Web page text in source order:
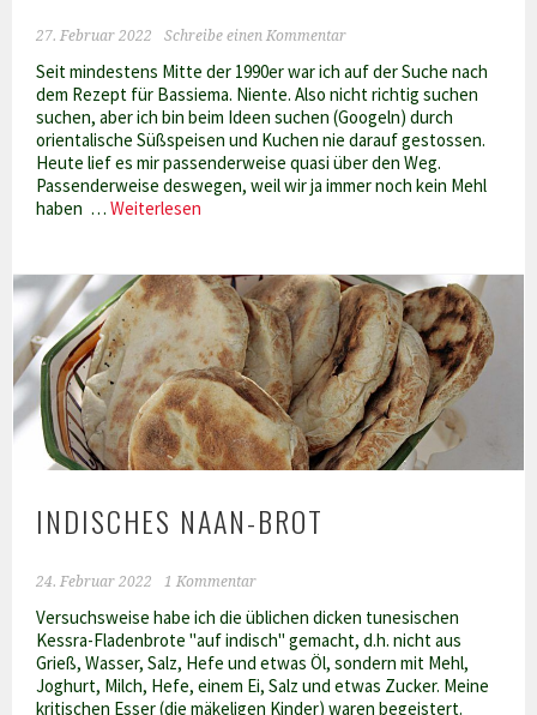
27. Februar 2022 Schreibe einen Kommentar
Seit mindestens Mitte der 1990er war ich auf der Suche nach
dem Rezept für Bassiema. Niente. Also nicht richtig suchen
suchen, aber ich bin beim Ideen suchen (Googeln) durch
orientalische Süßspeisen und Kuchen nie darauf gestossen.
Heute lief es mir passenderweise quasi über den Weg.
Passenderweise deswegen, weil wir ja immer noch kein Mehl
haben …Weiterlesen
Grießkuchen
INDISCHES NAAN-BROT
24. Februar 2022 1 Kommentar
Versuchsweise habe ich die üblichen dicken tunesischen
Kessra-Fladenbrote "auf indisch" gemacht, d.h. nicht aus
Grieß, Wasser, Salz, Hefe und etwas Öl, sondern mit Mehl,
Joghurt, Milch, Hefe, einem Ei, Salz und etwas Zucker. Meine
kritischen Esser (die mäkeligen Kinder) waren begeistert.